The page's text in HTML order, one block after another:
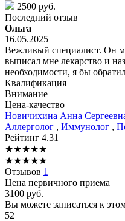
2500 руб.
Последний отзыв
Ольга
16.05.2025
Вежливый специалист. Он
выписал мне лекарство и
необходимости, я бы
Квалификация
Внимание
Цена-качество
Новичихина Анна
Аллерголог , Иммунолог ,
Рейтинг 4.31
★★★★★
★★★★★
Отзывов 1
Цена первичного приема
3100 руб.
Вы можете записаться к
52